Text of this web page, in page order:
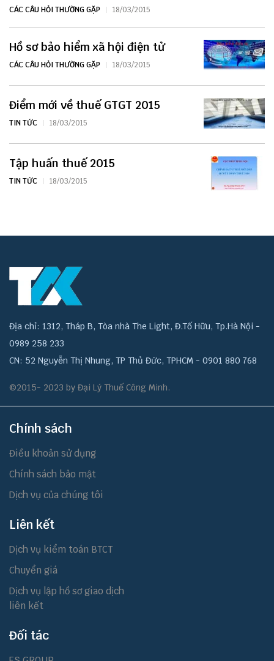
CÁC CÂU HỎI THƯỜNG GẶP 18/03/2015
Hồ sơ bảo hiểm xã hội điện tử
CÁC CÂU HỎI THƯỜNG GẶP 18/03/2015
Điểm mới về thuế GTGT 2015
TIN TỨC 18/03/2015
Tập huấn thuế 2015
TIN TỨC 18/03/2015
Địa chỉ: 1312, Tháp B, Tòa nhà The Light, Đ.Tố Hữu, Tp.Hà Nội -
0989 258 233
CN: 52 Nguyễn Thị Nhung, TP Thủ Đức, TPHCM - 0901 880 768
©2015- 2023 by Đại Lý Thuế Công Minh.
Chính sách
Điều khoản sử dụng
Chính sách bảo mật
Dịch vụ của chúng tôi
Liên kết
Dịch vụ kiểm toán BTCT
Chuyển giá
Dịch vụ lập hồ sơ giao dịch
liên kết
Đối tác